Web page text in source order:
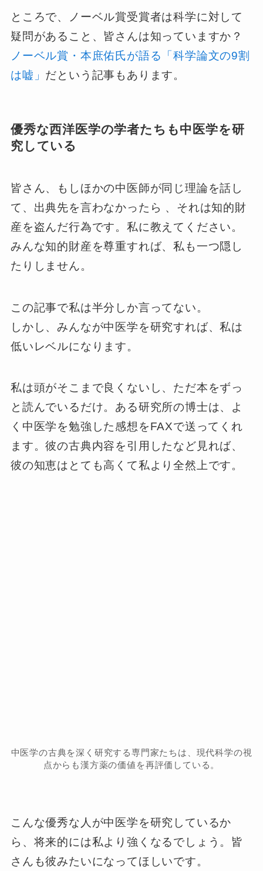
ところで、ノーベル賞受賞者は科学に対して
疑問があること、皆さんは知っていますか？
ノーベル賞・本庶佑氏が語る「科学論文の9割
は嘘」 だという記事もあります。
優秀な西洋医学の学者たちも中医学を研
究している
皆さん、もしほかの中医師が同じ理論を話し
て、出典先を言わなかったら 、それは知的財
産を盗んだ行為です。私に教えてください。
みんな知的財産を尊重すれば、私も一つ隠し
たりしません。
この記事で私は半分しか言ってない。
しかし、みんなが中医学を研究すれば、私は
低いレベルになります。
私は頭がそこまで良くないし、ただ本をずっ
と読んでいるだけ。ある研究所の博士は、よ
く中医学を勉強した感想をFAXで送ってくれ
ます。彼の古典内容を引用したなど見れば、
彼の知恵はとても高くて私より全然上です。
中医学の古典を深く研究する専門家たちは、現代科学の視
点からも漢方薬の価値を再評価している。
こんな優秀な人が中医学を研究しているか
ら、将来的には私より強くなるでしょう。皆
さんも彼みたいになってほしいです。